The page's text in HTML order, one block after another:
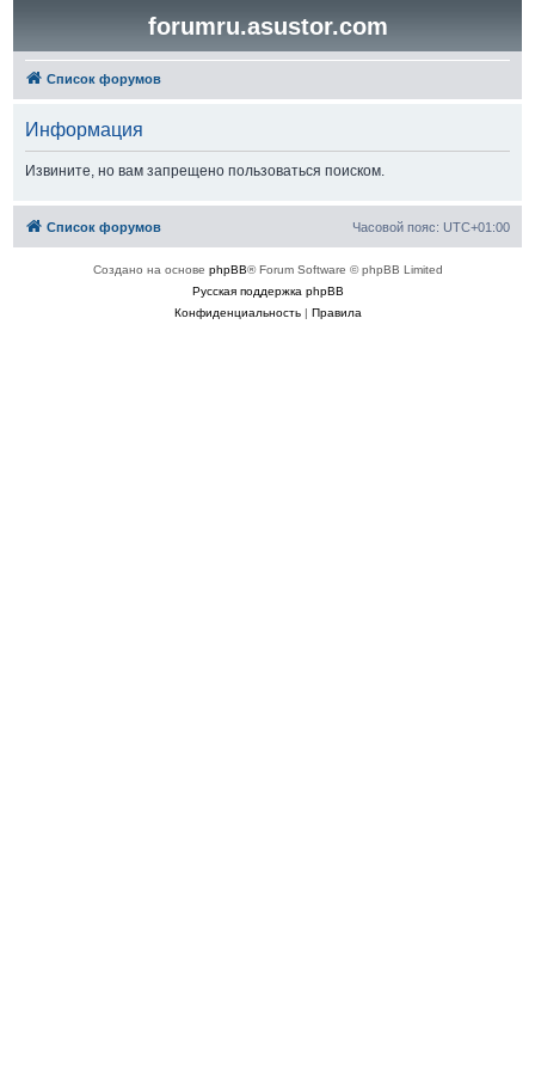
forumru.asustor.com
Список форумов
Информация
Извините, но вам запрещено пользоваться поиском.
Список форумов Часовой пояс: UTC+01:00
Создано на основе phpBB® Forum Software © phpBB Limited
Русская поддержка phpBB
Конфиденциальность| Правила